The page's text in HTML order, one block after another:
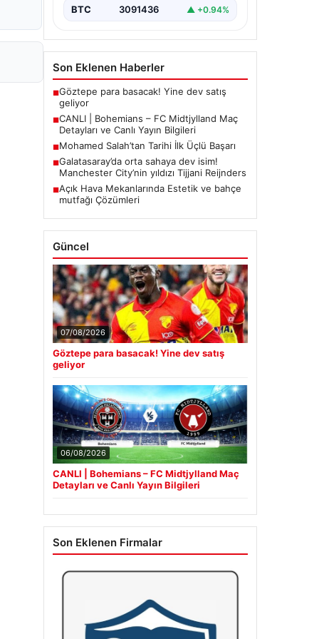
BTC 3091436 ▲ +0.94%
Son Eklenen Haberler
■Göztepe para basacak! Yine dev satış
geliyor
■CANLI | Bohemians – FC Midtjylland Maç
Detayları ve Canlı Yayın Bilgileri
■Mohamed Salah’tan Tarihi İlk Üçlü Başarı
■Galatasaray’da orta sahaya dev isim!
Manchester City’nin yıldızı Tijjani Reijnders
■Açık Hava Mekanlarında Estetik ve bahçe
mutfağı Çözümleri
Güncel
07/08/2026
Göztepe para basacak! Yine dev satış
geliyor
06/08/2026
CANLI | Bohemians – FC Midtjylland Maç
Detayları ve Canlı Yayın Bilgileri
Son Eklenen Firmalar